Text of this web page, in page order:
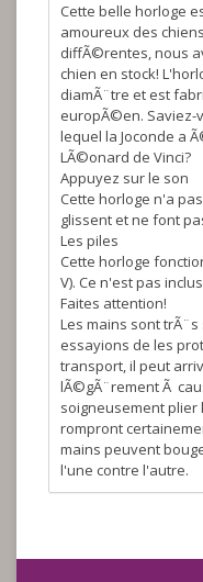
Cette belle horloge
amoureux des
diffÃ©rentes, nous
chien en stock!
diamÃ¨tre et est
europÃ©en. Saviez-
lequel la Joconde a
LÃ©onard de Vinci?
Appuyez sur le son
Cette horloge n'a
glissent et ne font
Les piles
Cette horloge
V). Ce n'est pas
Faites attention!
Les mains sont
essayions de les
transport, il peut
lÃ©gÃ¨rement Ã
soigneusement plier
rompront
mains peuvent
l'une contre l'autre.